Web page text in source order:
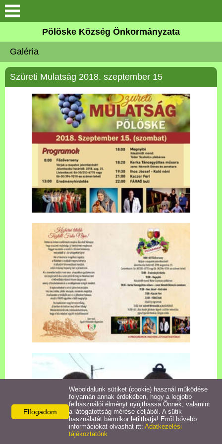
Keresés
Köszöntő
Elérhetőségek
Pölöskéről
Önkormányzat
Látnivalók
Pölöskei tavak
Alapítványok
Civil szervezetek
Szolgáltatások
Aktuális események
Pölöskéről írták
Pölöske Község Önkormányzata
Galéria
Szüreti Mulatság 2018. szeptember 15
Elfogadom
Weboldalunk sütiket (cookie) használ működése
folyamán annak érdekében, hogy a legjobb
felhasználói élményt nyújthassa Önnek, valamint
a látogatottság mérése céljából. A sütik
használatát bármikor letilthatja! Erről bővebb
információkat olvashat itt: Adatkezelési
tájékoztatónk